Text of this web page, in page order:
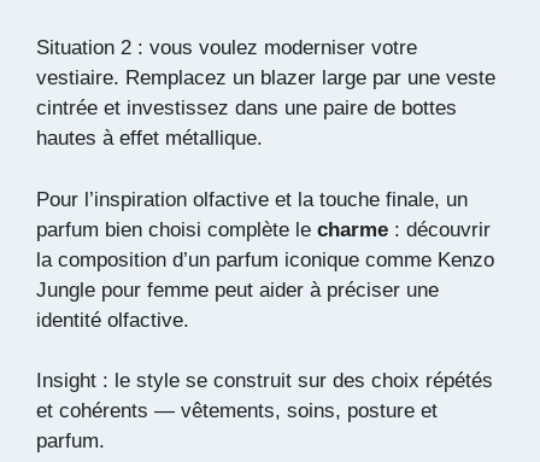
Situation 2 : vous voulez moderniser votre
vestiaire. Remplacez un blazer large par une veste
cintrée et investissez dans une paire de bottes
hautes à effet métallique.
Pour l’inspiration olfactive et la touche finale, un
parfum bien choisi complète le charme : découvrir
la composition d’un parfum iconique comme Kenzo
Jungle pour femme peut aider à préciser une
identité olfactive.
Insight : le style se construit sur des choix répétés
et cohérents — vêtements, soins, posture et
parfum.